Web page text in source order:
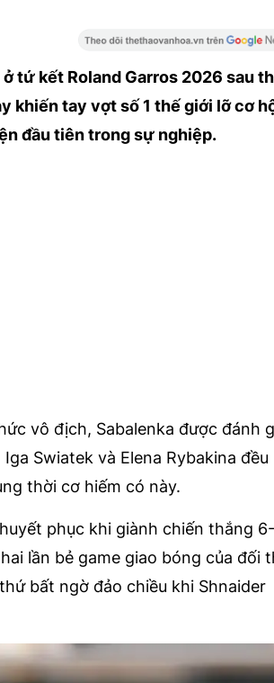
tứ kết Roland Garros 2026 sau
khiến tay vợt số 1 thế giới lỡ cơ
đầu tiên trong sự nghiệp.
vô địch, Sabalenka được đánh
Swiatek và Elena Rybakina đều
thời cơ hiếm có này.
phục khi giành chiến thắng
lần bẻ game giao bóng của đối
bất ngờ đảo chiều khi Shnaider